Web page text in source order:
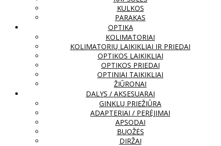
KULKOS
PARAKAS
OPTIKA
KOLIMATORIAI
KOLIMATORIŲ LAIKIKLIAI IR PRIEDAI
OPTIKOS LAIKIKLIAI
OPTIKOS PRIEDAI
OPTINIAI TAIKIKLIAI
ŽIŪRONAI
DALYS / AKSESUARAI
GINKLŲ PRIEŽIŪRA
ADAPTERIAI / PERĖJIMAI
APSODAI
BUOŽĖS
DIRŽAI